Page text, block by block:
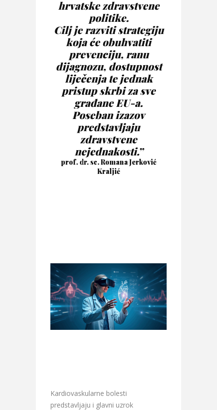
hrvatske zdravstvene
politike.
Cilj je razviti strategiju
koja će obuhvatiti
prevenciju, ranu
dijagnozu, dostupnost
liječenja te jednak
pristup skrbi za sve
građane EU-a.
Poseban izazov
predstavljaju
zdravstvene
nejednakosti.”
prof. dr. sc. Romana Jerković
Kraljić
Kardiovaskularne bolesti
predstavljaju i glavni uzrok